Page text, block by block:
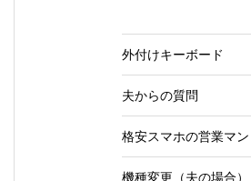
外付けキーボード
夫からの質問
格安スマホの営業マン
機種変更（夫の場合）